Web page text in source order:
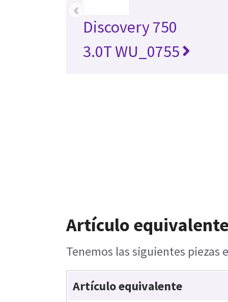
Discovery 750
3.0T WU_0755
‹
Artículo
Tenemos las siguientes
Artículo equivalente